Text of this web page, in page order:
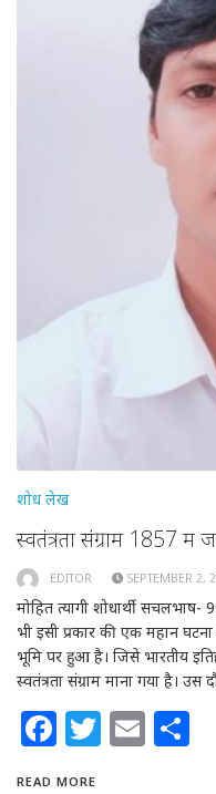
शोध लेख
स्वतंत्रता संग्राम 1857 में
EDITOR SEPTEMBER 2,
मोहित त्यागी शोधार्थी
भी इसी प्रकार की एक महान
भूमि पर हुआ है। जिसे भारतीय
स्वतंत्रता संग्राम माना गया है।
Facebook
Twitter
Email
READ MORE